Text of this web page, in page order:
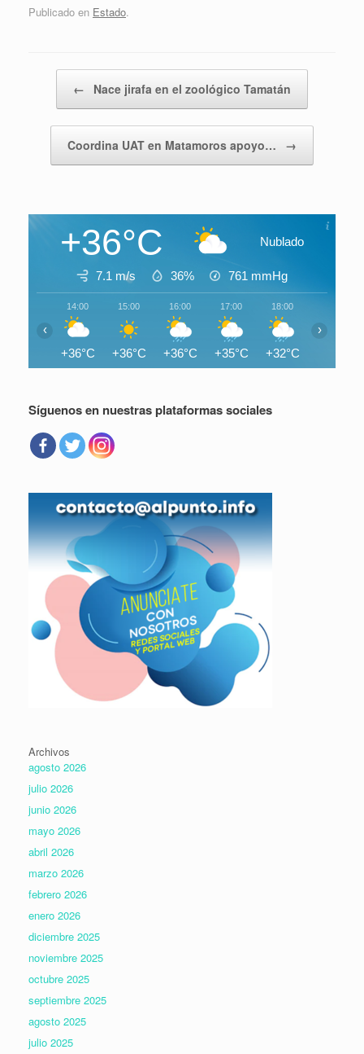
Publicado en Estado.
← Nace jirafa en el zoológico Tamatán
Coordina UAT en Matamoros apoyo… →
+36°C Nublado
7.1 m/s 36% 761 mmHg
14:00
+36°C
15:00
+36°C
16:00
+36°C
17:00
+35°C
18:00
+32°C
‹ ›
Síguenos en nuestras plataformas sociales
Archivos
agosto 2026
julio 2026
junio 2026
mayo 2026
abril 2026
marzo 2026
febrero 2026
enero 2026
diciembre 2025
noviembre 2025
octubre 2025
septiembre 2025
agosto 2025
julio 2025